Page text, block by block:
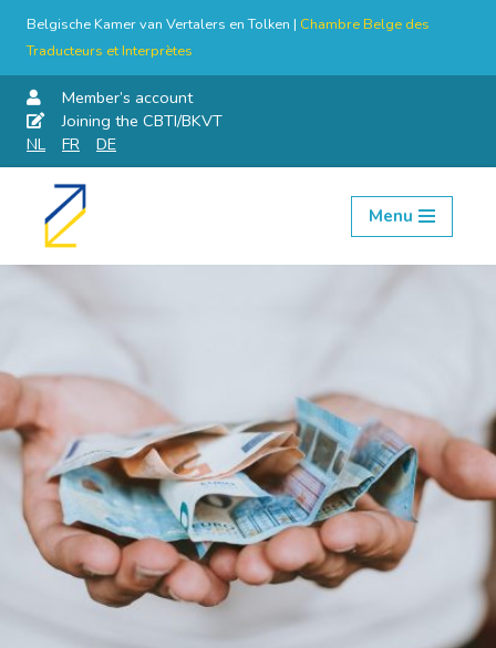
Belgische Kamer van Vertalers en Tolken | Chambre Belge des
Traducteurs et Interprètes
Member’s account
Joining the CBTI/BKVT
NL
FR DE
Skip
Menu